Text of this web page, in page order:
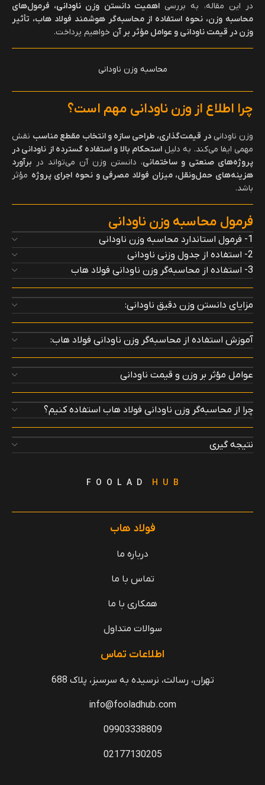
در این مقاله، به بررسیاهمیت دانستن وزن ناودانی، فرمول‌های
محاسبه وزن، نحوه استفاده از محاسبه‌گر هوشمند فولاد هاب، تأثیر
وزن در قیمت ناودانی و عوامل مؤثر بر آن خواهیم پرداخت.
محاسبه وزن ناودانی
چرا اطلاع از وزن ناودانی مهم است؟
وزن ناودانیدر قیمت‌گذاری، طراحی سازه و انتخاب مقطع مناسب نقش
مهمی ایفا می‌کند. به دلیلاستحکام بالا و استفاده گسترده از ناودانی در
پروژه‌های صنعتی و ساختمانی، دانستن وزن آن می‌تواند در برآورد
هزینه‌های حمل‌ونقل، میزان فولاد مصرفی و نحوه اجرای پروژه مؤثر
باشد.
فرمول محاسبه وزن ناودانی
1- فرمول استاندارد محاسبه وزن ناودانی
2- استفاده از جدول وزنی ناودانی
3- استفاده از محاسبه‌گر وزن ناودانی فولاد هاب
مزایای دانستن وزن دقیق ناودانی:
آموزش استفاده از محاسبه‌گر وزن ناودانی فولاد هاب:
عوامل مؤثر بر وزن و قیمت ناودانی
چرا از محاسبه‌گر وزن ناودانی فولاد هاب استفاده کنیم؟
نتیجه گیری
F O O L A D H U B
فولاد هاب
درباره ما
تماس با ما
همکاری با ما
سوالات متداول
اطلاعات تماس
تهران، رسالت، نرسیده به سرسبز، پلاک 688
info@fooladhub.com
09903338809
02177130205